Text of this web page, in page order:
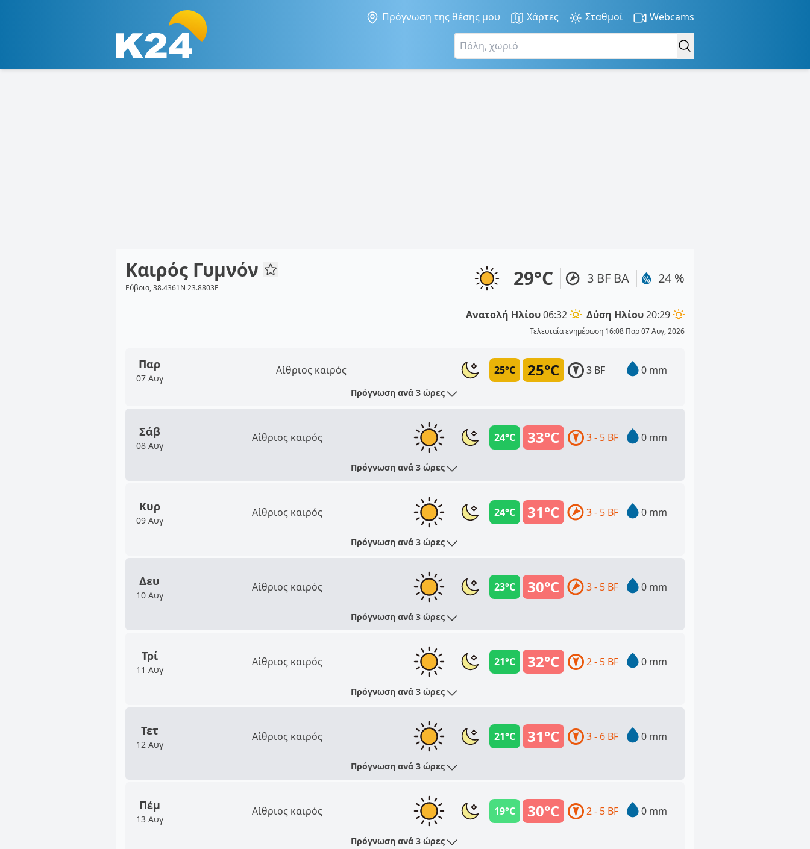
Πρόγνωση της θέσης μου Χάρτες Σταθμοί Webcams
Καιρός Γυμνόν
Εύβοια, 38.4361N 23.8803E 29°C 3 BF ΒΑ 24 %
Ανατολή Ηλίου06:32 Δύση Ηλίου20:29
Τελευταία ενημέρωση 16:08 Παρ 07 Αυγ, 2026
Παρ
07 Αυγ
Αίθριος καιρός 25°C
25°C 3 BF 0 mm
Πρόγνωση ανά 3 ώρες
Σάβ
08 Αυγ
Αίθριος καιρός 33°C
24°C 3 - 5 BF 0 mm
Πρόγνωση ανά 3 ώρες
Κυρ
09 Αυγ
Αίθριος καιρός 31°C
24°C 3 - 5 BF 0 mm
Πρόγνωση ανά 3 ώρες
Δευ
10 Αυγ
Αίθριος καιρός 30°C
23°C 3 - 5 BF 0 mm
Πρόγνωση ανά 3 ώρες
Τρί
11 Αυγ
Αίθριος καιρός 32°C
21°C 2 - 5 BF 0 mm
Πρόγνωση ανά 3 ώρες
Τετ
12 Αυγ
Αίθριος καιρός 31°C
21°C 3 - 6 BF 0 mm
Πρόγνωση ανά 3 ώρες
Πέμ
13 Αυγ
Αίθριος καιρός 30°C
19°C 2 - 5 BF 0 mm
Πρόγνωση ανά 3 ώρες